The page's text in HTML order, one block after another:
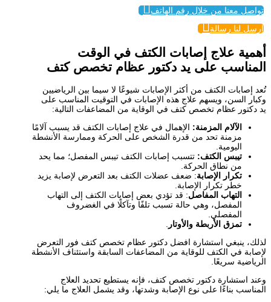
تواصل معنا من خلال رقم الهاتف
إرسل لنا رسالة
أهمية علاج إصابات الكتف في الوقت
المناسب على يد دكتور عظام تخصص كتف
تُعد إصابات الكتف من أكثر الإصابات شيوعًا لا سيما بين الرياضيين
وكبار السن، ويسهم علاج هذه الإصابات في التوقيت المناسب على
يد دكتور عظام تخصص كتف في الوقاية من المضاعفات التالية:
الآلام المزمنة: الإهمال في علاج إصابات الكتف قد يسبب آلامًا
مزمنة تحد من قدرة الشخص على الحركة وممارسة الأنشطة
اليومية.
تيبس الكتف: تتسبب إصابات الكتف تيبس المفصل؛ مما يحد
من نطاق الحركة.
تكرار الإصابة: ضعف عضلات الكتف بعد التعرض لإصابة يزيد
خطر تكرار الإصابة.
التهاب المفاصل: قد تؤدي بعض إصابات الكتف إلى التهاب
المفصل، وهي حالة تسبب تلفًا وتآكلًا في الغضروف
المفصلي.
تمزق الأربطة والأوتار .
لذلك، ينبغي استشارة افضل دكتور عظام تخصص كتف فور التعرض
لإصابة في الكتف للوقاية من المضاعفات السابقة واستئناف الأنشطة
الرياضية سريعًا.
وعند استشارة دكتور تخصص كتف، فإنه يستطيع تحديد العلاج
المناسب بناءًا على نوع الإصابة وشدتها، وقد يشمل العلاج ما يلي: